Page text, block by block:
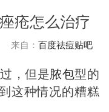
疮怎么治疗
来自： 百度祛痘贴吧
，但是脓包型的
这种情况的糟糕